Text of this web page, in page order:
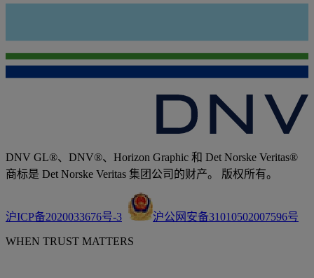
DNV GL®、DNV®、Horizon Graphic 和 Det Norske Veritas®
商标是 Det Norske Veritas 集团公司的财产。 版权所有。
沪ICP备2020033676号-3 沪公网安备31010502007596号
WHEN TRUST MATTERS